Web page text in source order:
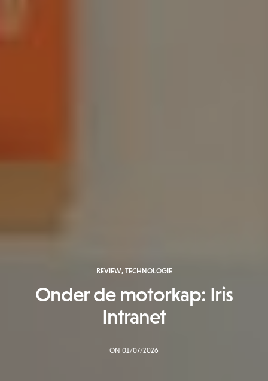
REVIEW, TECHNOLOGIE
Onder de motorkap: Iris
Intranet
ON 01/07/2026